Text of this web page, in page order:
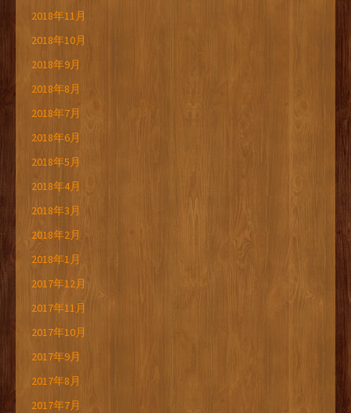
2018年11月
2018年10月
2018年9月
2018年8月
2018年7月
2018年6月
2018年5月
2018年4月
2018年3月
2018年2月
2018年1月
2017年12月
2017年11月
2017年10月
2017年9月
2017年8月
2017年7月